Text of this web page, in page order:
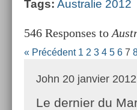
Tags: Australie 2012
546 Responses to
« Précédent 1 2 3 4 5 6 7
John 20 janvier
Le dernier du